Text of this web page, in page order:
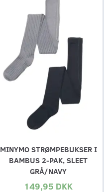
MINYMO STRØMPEBUKSER I
BAMBUS 2-PAK, SLEET
GRÅ/NAVY
149,95 DKK